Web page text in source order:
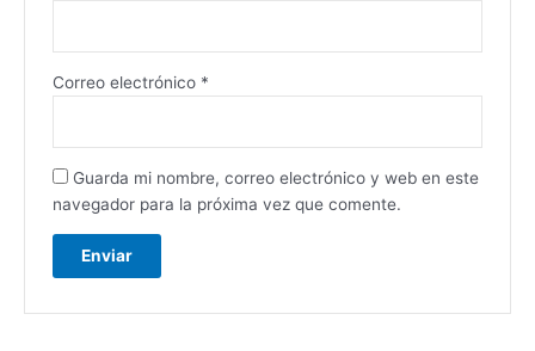
Correo electrónico *
Guarda mi nombre, correo electrónico y web en este
navegador para la próxima vez que comente.